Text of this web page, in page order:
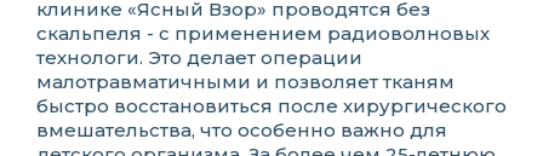
клинике «Ясный Взор» проводятся без
скальпеля - с применением радиоволновых
технологи. Это делает операции
малотравматичными и позволяет тканям
быстро восстановиться после хирургического
вмешательства, что особенно важно для